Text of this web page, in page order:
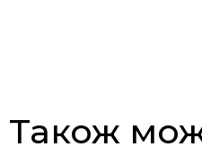
Також